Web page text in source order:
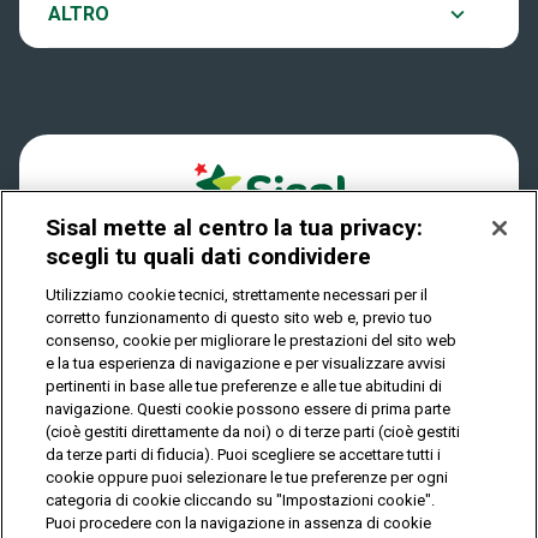
Play Your Date
Dove si gioca
Quanto si vince
Come riscuotere
ALTRO
Notifiche
Privacy
IL GIOCO È VIETATO AI MINORI E PUÒ CAUSARE
DIPENDENZA PATOLOGICA
© Copyright Sisal Italia S.p.A. - P.I. 02433760135
Privacy Cookies
Mappa
del
sito
Sisal mette al centro la tua privacy:
scegli tu quali dati condividere
Utilizziamo cookie tecnici, strettamente necessari per il
corretto funzionamento di questo sito web e, previo tuo
consenso, cookie per migliorare le prestazioni del sito web
e la tua esperienza di navigazione e per visualizzare avvisi
pertinenti in base alle tue preferenze e alle tue abitudini di
navigazione. Questi cookie possono essere di prima parte
(cioè gestiti direttamente da noi) o di terze parti (cioè gestiti
da terze parti di fiducia). Puoi scegliere se accettare tutti i
cookie oppure puoi selezionare le tue preferenze per ogni
categoria di cookie cliccando su "Impostazioni cookie".
Puoi procedere con la navigazione in assenza di cookie